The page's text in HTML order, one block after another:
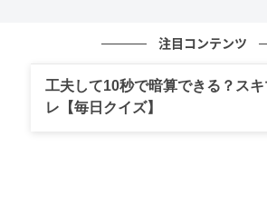
文／andGIRLweb編集部出典元／コ
注目コンテンツ
工夫して10秒で暗算できる？スキ
レ【毎日クイズ】